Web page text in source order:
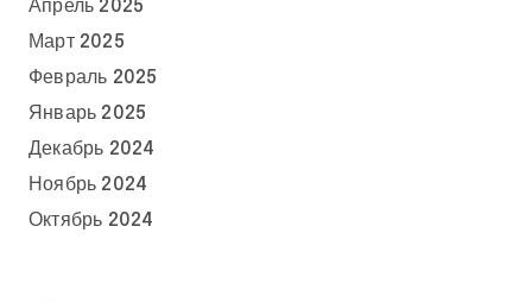
Апрель 2025
Март 2025
Февраль 2025
Январь 2025
Декабрь 2024
Ноябрь 2024
Октябрь 2024